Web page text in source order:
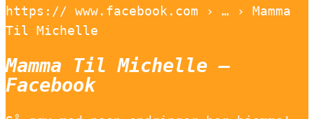
https:// www.facebook.com › … › Mamma
Til Michelle
Mamma Til Michelle –
Facebook